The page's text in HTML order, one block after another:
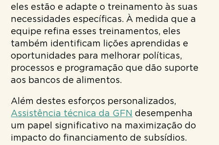
eles estão e adapte o treinamento às suas
necessidades específicas. À medida que a
equipe refina esses treinamentos, eles
também identificam lições aprendidas e
oportunidades para melhorar políticas,
processos e programação que dão suporte
aos bancos de alimentos.
Além destes esforços personalizados,
Assistência técnica da GFN desempenha
um papel significativo na maximização do
impacto do financiamento de subsídios.